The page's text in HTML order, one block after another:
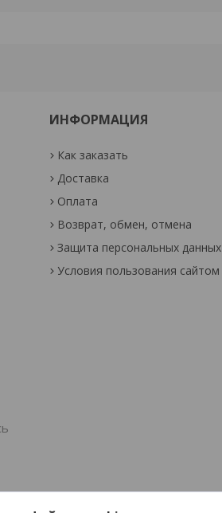
ИНФОРМАЦИЯ
Как заказать
Доставка
Оплата
Возврат, обмен, отмена
Защита персональных данных
Условия пользования сайтом